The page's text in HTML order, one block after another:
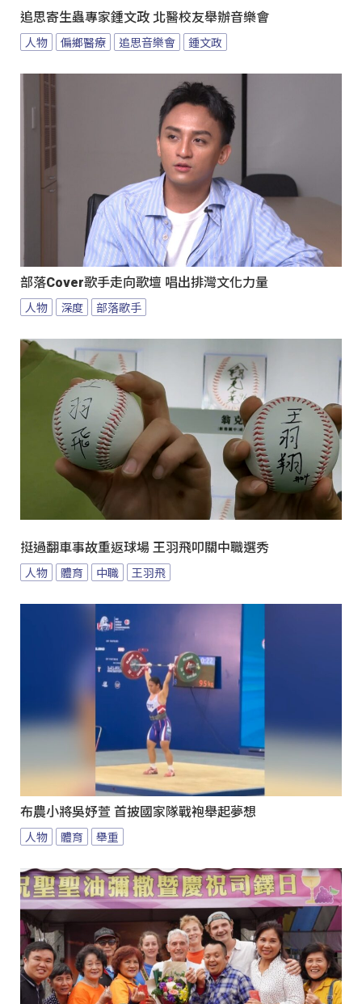
追思寄生蟲專家鍾文政 北醫校友舉辦音樂會
人物 偏鄉醫療 追思音樂會 鍾文政
部落Cover歌手走向歌壇 唱出排灣文化力量
人物 深度 部落歌手
挺過翻車事故重返球場 王羽飛叩關中職選秀
人物 體育 中職 王羽飛
布農小將吳妤萱 首披國家隊戰袍舉起夢想
人物 體育 舉重